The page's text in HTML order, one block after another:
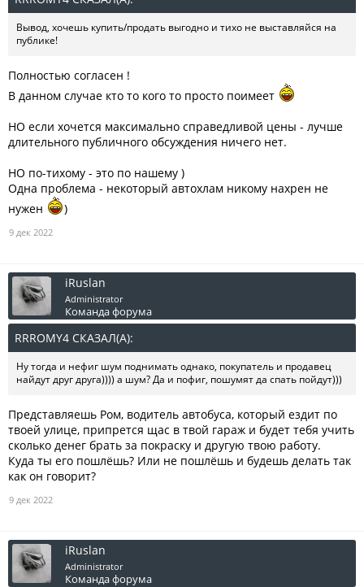
Вывод, хочешь купить/продать выгодно и тихо не выставляйся на
публике!
Полностью согласен !
В данном случае кто то кого то просто поимеет
НО если хочется максимально справедливой цены - лучше
длительного публичного обсуждения ничего нет.
НО по-тихому - это по нашему )
Одна проблема - некоторый автохлам никому нахрен не
нужен
)
9 дек 2022
iRuslan
Administrator
Команда форума
RRROMY4 СКАЗАЛ(А):
Ну тогда и нефиг шум поднимать однако, покупатель и продавец
найдут друг друга)))) а шум? Да и пофиг, пошумят да спать пойдут)))
Представляешь Ром, водитель автобуса, который ездит по
твоей улице, припрется щас в твой гараж и будет тебя учить
сколько денег брать за покраску и другую твою работу.
Куда ты его пошлёшь? Или не пошлёшь и будешь делать так
как он говорит?
9 дек 2022
iRuslan
Administrator
Команда форума